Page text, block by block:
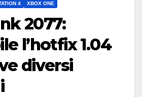
4 XBOX ONE
2077:
l’hotfix 1.04
diversi